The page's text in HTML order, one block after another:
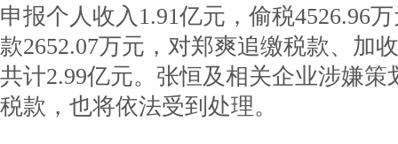
申报个人收入1.91亿元，偷税4526.96
款2652.07万元，对郑爽追缴税款、加
共计2.99亿元。张恒及相关企业涉嫌策
税款，也将依法受到处理。